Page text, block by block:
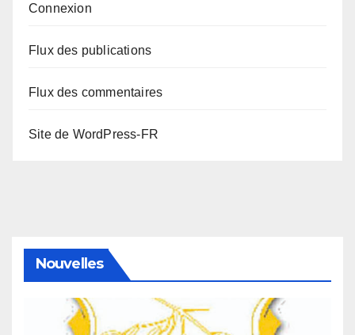
Connexion
Flux des publications
Flux des commentaires
Site de WordPress-FR
Nouvelles